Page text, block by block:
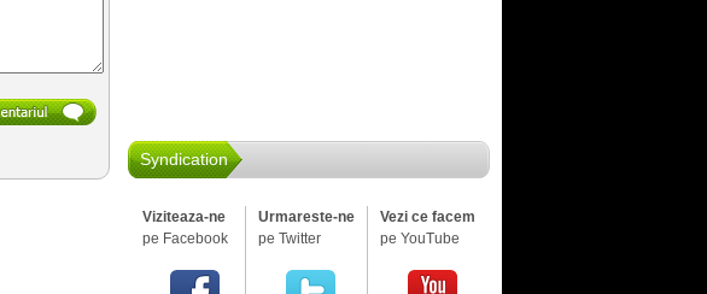
Syndication
Viziteaza-ne
pe Facebook
Urmareste-ne
pe Twitter
Vezi ce facem
pe YouTube